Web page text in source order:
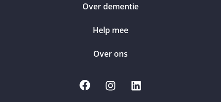
Over dementie
Help mee
Over ons